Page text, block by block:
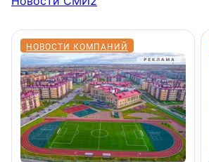
НОВОСТИ КОМПАНИЙ